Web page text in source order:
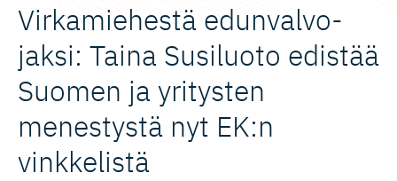
Virkamiehestä edunvalvo­
jaksi: Taina Susiluoto edistää
Suomen ja yritysten
menestystä nyt EK:n
vinkkelistä